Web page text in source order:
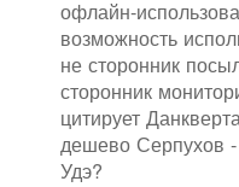
офлайн-
возможность
не сторонник
сторонник
цитирует
дешево Серпухов
Удэ?